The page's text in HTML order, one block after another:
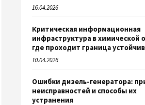
16.04.2026
Критическая информационная
инфраструктура в химической
где проходит граница
10.04.2026
Ошибки дизель-генератора:
неисправностей и способы их
устранения